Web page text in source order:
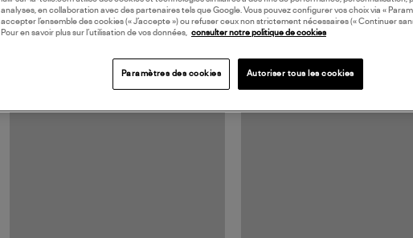
MADE IN EUROPE
analyses, en collaboration avec des partenaires tels que Google. Vous pouvez configurer vos choix via «
accepter l’ensemble des cookies (« J’accepte ») ou refuser ceux non strictement nécessaires (« Continuer
Pour en savoir plus sur l’utilisation de vos données,
consulter notre politique de cookies
Paramètres des cookies Autoriser tous les cookies